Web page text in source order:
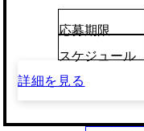
応募期限
スケジュール
詳細を見る